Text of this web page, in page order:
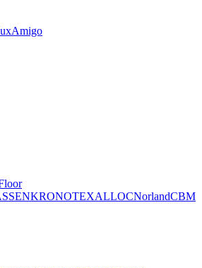
Amigo
KRONOTEXALLOCNorlandCBM